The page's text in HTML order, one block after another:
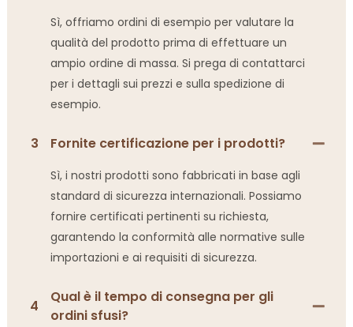
Sì, offriamo ordini di esempio per valutare la
qualità del prodotto prima di effettuare un
ampio ordine di massa. Si prega di contattarci
per i dettagli sui prezzi e sulla spedizione di
esempio.
3 Fornite certificazione per i prodotti?
Sì, i nostri prodotti sono fabbricati in base agli
standard di sicurezza internazionali. Possiamo
fornire certificati pertinenti su richiesta,
garantendo la conformità alle normative sulle
importazioni e ai requisiti di sicurezza.
4
Qual è il tempo di consegna per gli
ordini sfusi?